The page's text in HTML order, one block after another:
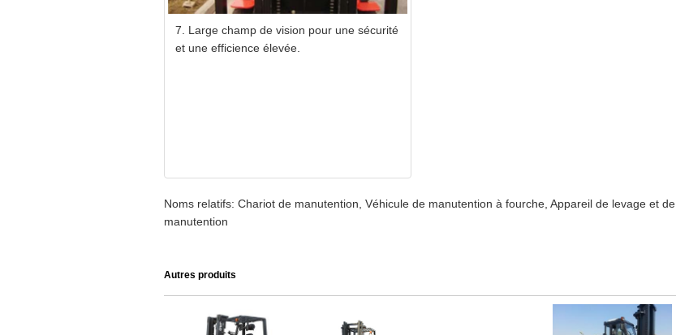
7. Large champ de vision pour une sécurité
et une efficience élevée.
Noms relatifs: Chariot de manutention, Véhicule de manutention à fourche, Appareil de levage et de
manutention
Autres produits